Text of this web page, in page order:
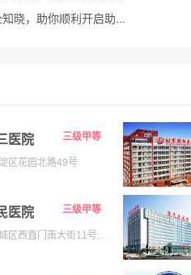
，助你顺利开启助孕路
医院 三级甲等
区花园北路49号
医院 三级甲等